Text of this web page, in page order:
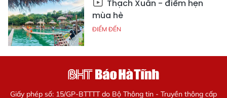
Thạch Xuân - điểm hẹn
mùa hè
ĐIỂM ĐẾN
Giấy phép số: 15/GP-BTTTT do Bộ Thông tin - Truyền thông cấp